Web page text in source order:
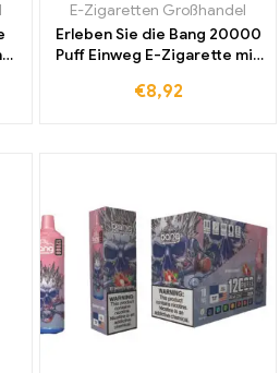
E-Zigaretten Großhandel
Erleben Sie die Bang 20000
Puff Einweg E-Zigarette mit
Watermelon zu einem
€8,92